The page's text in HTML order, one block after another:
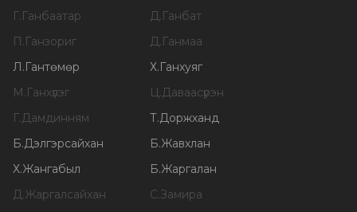
Г. Ганбаатар Д. Ганбат
П . Ганзориг Д. Ганмаа
Л . Гантөмөр Х. Ганхуяг
М . Ганхүлэг Ц.Даваасүрэн
Г.Дамдинням Т.Доржханд
Б.Дэлгэрсайхан Б.Жавхлан
Х.Жангабыл Б.Жаргалан
Д.Жаргалсайхан С.Замира